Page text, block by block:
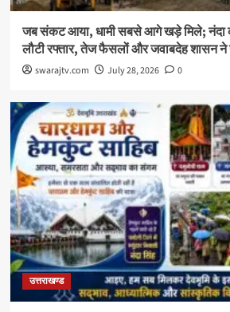
जब संकट आया, धामी सबसे आगे खड़े मिले; नंदा
लौटी रफ्तार, तेज फैसलों और जवाबदेह शासन ने
swarajtv.com July 28, 2026 0
उत्तराखण्ड